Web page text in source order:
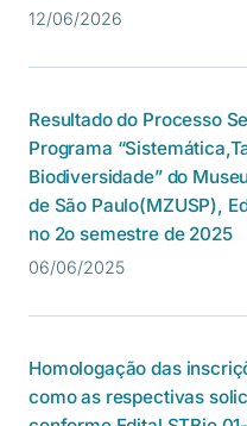
12/06/2026
Resultado do Processo
Programa
Biodiversidade” do
de São Paulo(MZUSP),
no 2o semestre de 2025
06/06/2025
Homologação das
como as respectivas